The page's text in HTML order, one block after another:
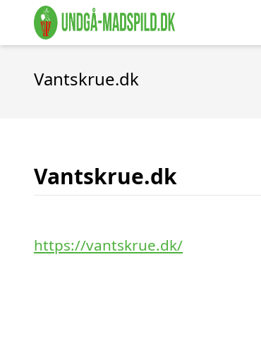
Vantskrue.dk
Vantskrue.dk
https://vantskrue.dk/